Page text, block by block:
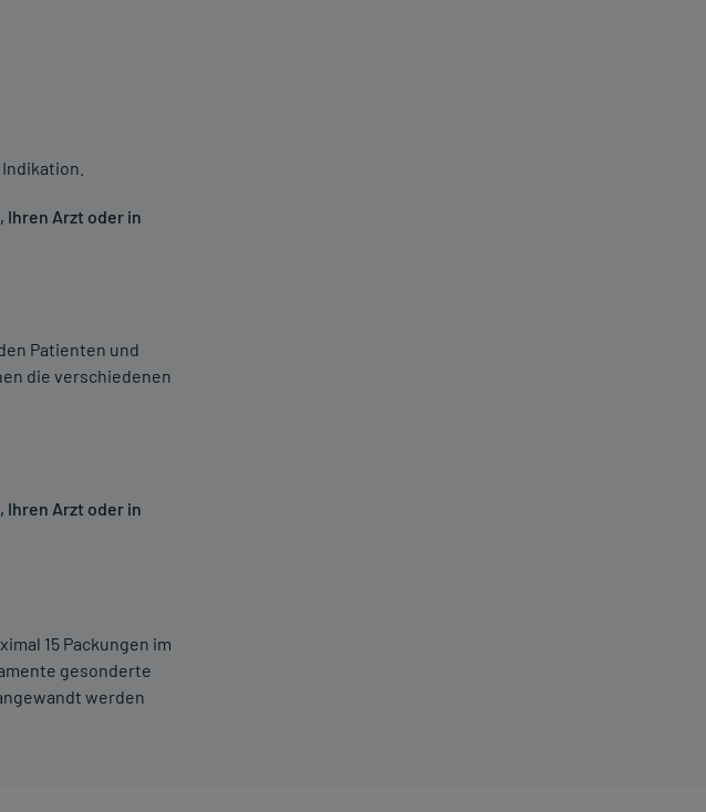
Ihren Arzt oder in
Patienten und
die verschiedenen
Ihren Arzt oder in
15 Packungen im
gesonderte
werden